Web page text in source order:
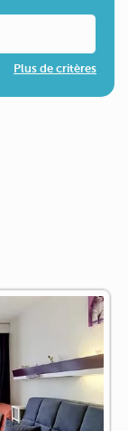
Plus de critères